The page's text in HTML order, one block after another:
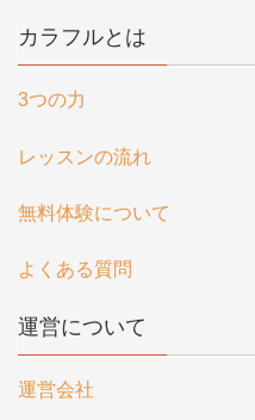
カラフルとは
3つの力
レッスンの流れ
無料体験について
よくある質問
運営について
運営会社